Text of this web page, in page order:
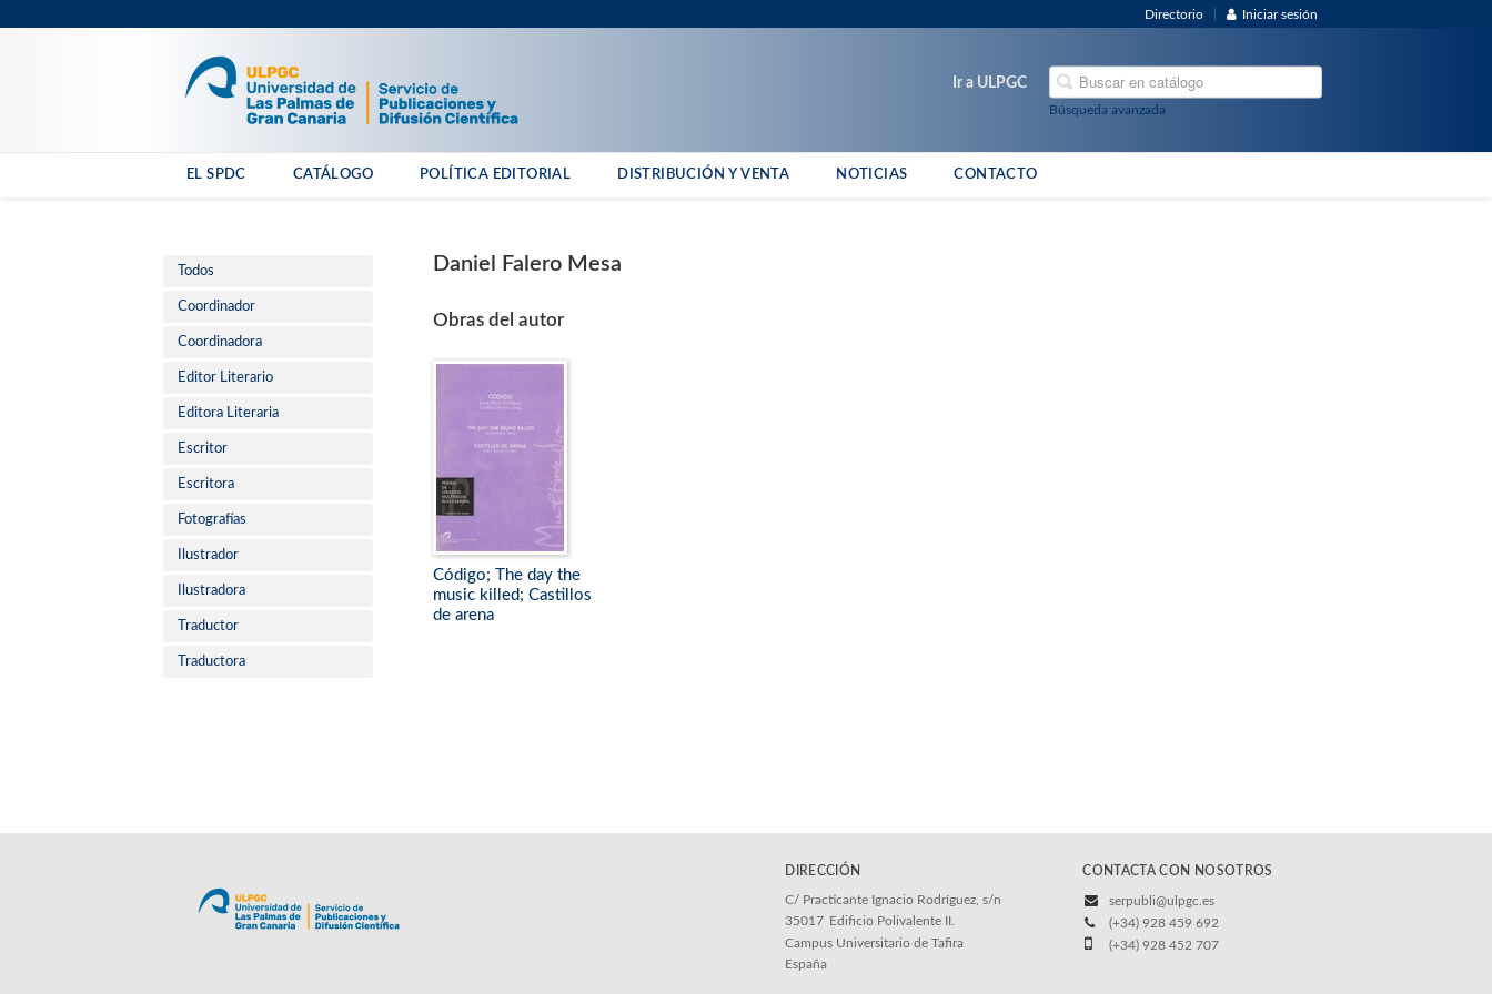
Directorio Iniciar sesión
Búsqueda avanzada
Ir a ULPGC
EL SPDC CATÁLOGO POLÍTICA EDITORIAL DISTRIBUCIÓN Y VENTA NOTICIAS CONTACTO
Todos
Coordinador
Coordinadora
Editor Literario
Editora Literaria
Escritor
Escritora
Fotografías
Ilustrador
Ilustradora
Traductor
Traductora
Daniel Falero Mesa
Obras del autor
Código; The day the
music killed; Castillos
de arena
DIRECCIÓN
C/ Practicante Ignacio Rodríguez, s/n
35017 Edificio Polivalente II.
Campus Universitario de Tafira
España
CONTACTA CON NOSOTROS
serpubli@ulpgc.es
(+34) 928 459 692
(+34) 928 452 707